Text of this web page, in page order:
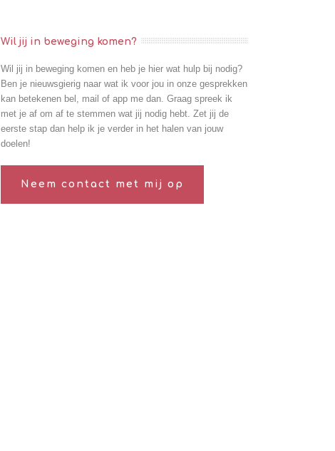
Wil jij in beweging komen?
Wil jij in beweging komen en heb je hier wat hulp bij nodig?
Ben je nieuwsgierig naar wat ik voor jou in onze gesprekken
kan betekenen bel , mail ofapp me dan. Graag spreek ik
met je af om af te stemmen wat jij nodig hebt. Zet jij de
eerste stap dan help ik je verder in het halen van jouw
doelen!
Neem contact met mij op